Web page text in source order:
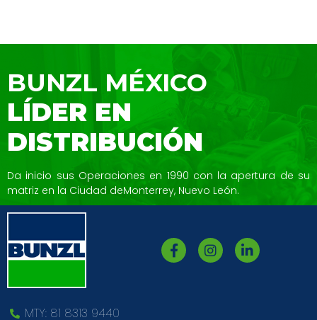
BUNZL MÉXICO
LÍDER EN
DISTRIBUCIÓN
Da inicio sus Operaciones en 1990 con la apertura de su
matriz en la Ciudad deMonterrey, Nuevo León.
MTY: 81 8313 9440